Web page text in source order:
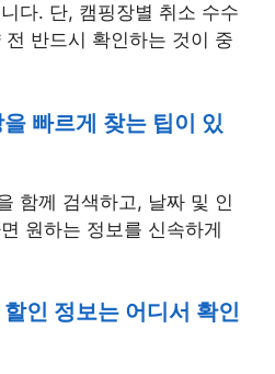
다. 단, 캠핑장별 취소 수수
반드시 확인하는 것이 중
빠르게 찾는 팁이 있
함께 검색하고, 날짜 및 인
원하는 정보를 신속하게
인 정보는 어디서 확인